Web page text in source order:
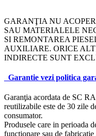
GARANŢIA NU
SAU MATERIALELE
SI REMONTAREA
AUXILIARE. ORICE
INDIRECTE SUNT
Garantie vezi politica
Garanţia acordata de SC
reutilizabile este de 30 zile
consumator.
Produsele care in perioada
funcţionare sau de